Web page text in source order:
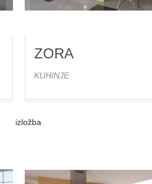
ZORA
KUHINJE
izložba